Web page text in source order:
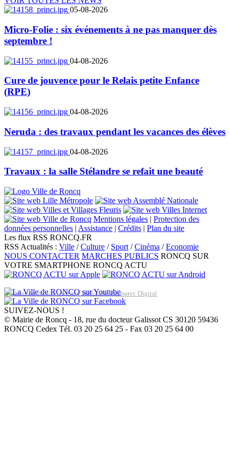
05-08-2026
Micro-Folie : six événements à ne pas manquer dès
septembre !
04-08-2026
Cure de jouvence pour le Relais petite Enfance
(RPE)
04-08-2026
Neruda : des travaux pendant les vacances des élèves
04-08-2026
Travaux : la salle Stélandre se refait une beauté
Mentions légales | Protection des
données personnelles | Assistance | Crédits | Plan du site
Les flux RSS RONCQ.FR
RSS Actualités : Ville /Culture / Sport /Cinéma /Economie
NOUS CONTACTER MARCHES PUBLICS RONCQ SUR
VOTRE SMARTPHONE RONCQ ACTU
Réalisation du site: Agence Web Lille Promatec Digital
SUIVEZ-NOUS !
© Mairie de Roncq - 18, rue du docteur Galissot CS 30120 59436
RONCQ Cedex Tél. 03 20 25 64 25 - Fax 03 20 25 64 00